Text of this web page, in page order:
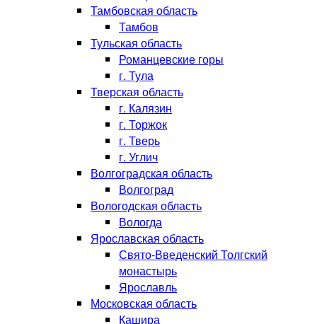
Тамбовская область
Тамбов
Тульская область
Романцевские горы
г. Тула
Тверская область
г. Калязин
г. Торжок
г. Тверь
г. Углич
Волгоградская область
Волгоград
Вологодская область
Вологда
Ярославская область
Свято-Введенский Толгский
монастырь
Ярославль
Московская область
Кашира